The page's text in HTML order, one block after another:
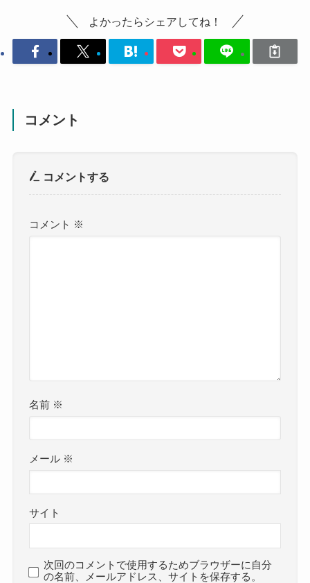
よかったらシェアしてね！
コメント
コメントする
コメント ※
名前 ※
メール ※
サイト
次回のコメントで使用するためブラウザーに自分
の名前、メールアドレス、サイトを保存する。